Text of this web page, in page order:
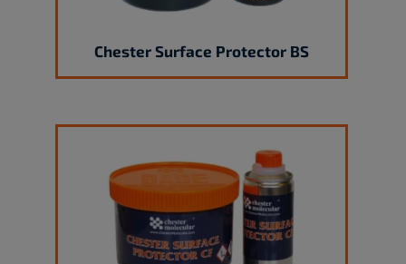
Chester Surface Protector BS